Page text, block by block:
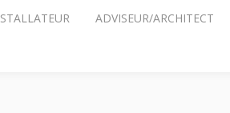
ADVISEUR/ARCHITECT